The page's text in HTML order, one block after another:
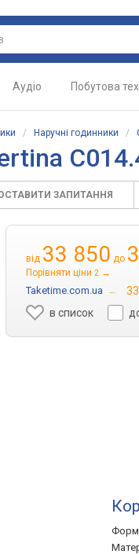
Аудіо Побутова
/ Наручні годинники /
ЗАПИТАННЯ
від 33 850 до
Порівняти ціни 2 →
Taketime.com.ua →
в список